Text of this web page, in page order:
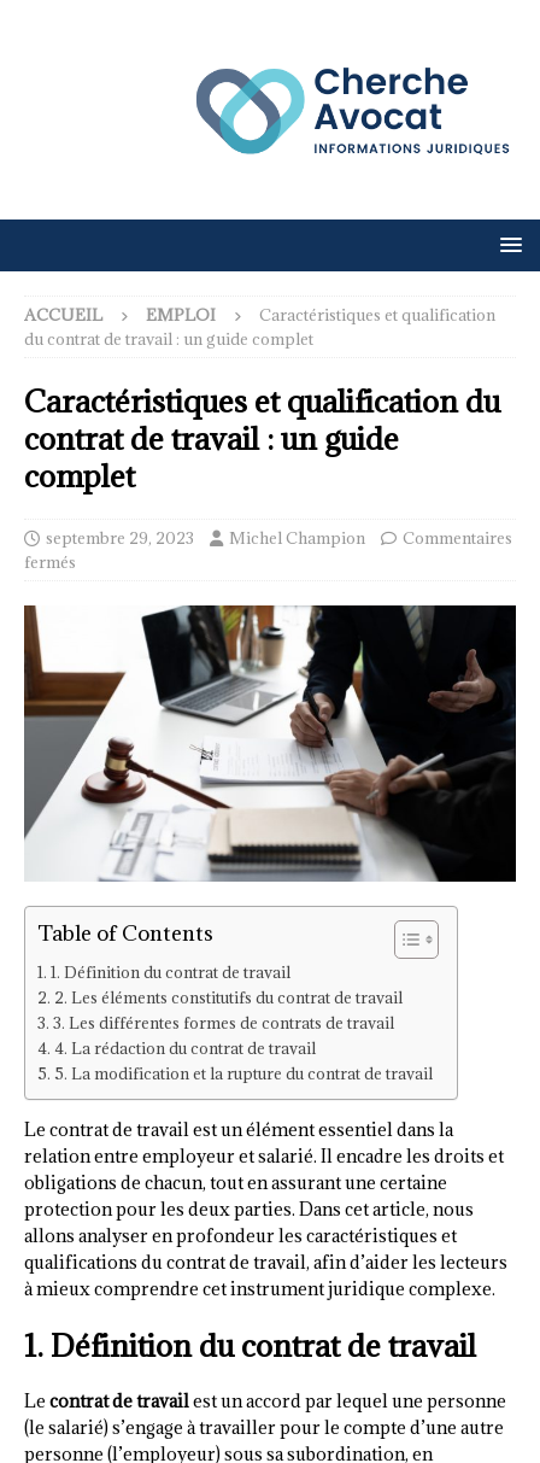
ACCUEIL EMPLOI
Caractéristiques et qualification
du contrat de travail : un guide complet
Caractéristiques et qualification du
contrat de travail : un guide
complet
septembre 29, 2023 Michel Champion
Commentaires
fermés
Table of Contents
1. Définition du contrat de travail
2. Les éléments constitutifs du contrat de travail
3. Les différentes formes de contrats de travail
4. La rédaction du contrat de travail
5. La modification et la rupture du contrat de travail
Le contrat de travail est un élément essentiel dans la
relation entre employeur et salarié. Il encadre les droits et
obligations de chacun, tout en assurant une certaine
protection pour les deux parties. Dans cet article, nous
allons analyser en profondeur les caractéristiques et
qualifications du contrat de travail, afin d’aider les lecteurs
à mieux comprendre cet instrument juridique complexe.
1. Définition du contrat de travail
Le contrat de travailest un accord par lequel une personne
(le salarié) s’engage à travailler pour le compte d’une autre
personne (l’employeur) sous sa subordination, en